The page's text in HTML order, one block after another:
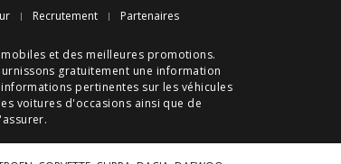
Recrutement Partenaires
et des meilleures promotions.
gratuitement une information
pertinentes sur les véhicules
voitures d'occasions ainsi que de